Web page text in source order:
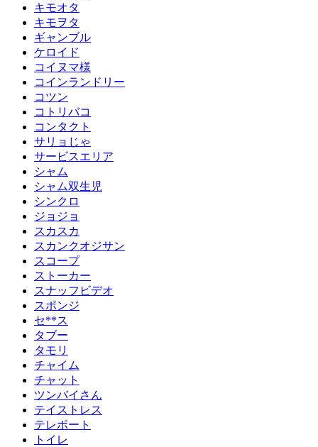
キモオタ
キモヲタ
ギャンブル
ケロイド
コイヌマ様
コインランドリー
コツン
コトリバコ
コンタクト
サリョじゃ
サービスエリア
シャム
シャム双生児
シンクロ
ジョジョ
スカスカ
スカンクオジサン
スコープ
ストーカー
スナッフビデオ
スポンジ
セ**ス
タブー
タモリ
チャイム
チャット
ツンバイさん
テイストレス
テレポート
トイレ